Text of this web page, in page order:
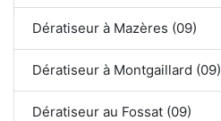
Dératiseur à Mazères (09)
Dératiseur à Montgaillard (09)
Dératiseur au Fossat (09)